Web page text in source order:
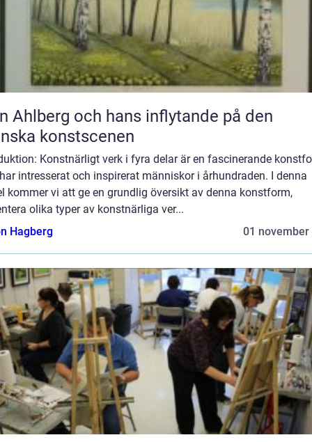
Ahlberg och hans inflytande på den
konstscenen
Konstnärligt verk i fyra delar är en fascinerande
intresserat och inspirerat människor i århundraden. I denna
kommer vi att ge en grundlig översikt av denna konstform,
olika typer av konstnärliga ver...
Hagberg
01 november